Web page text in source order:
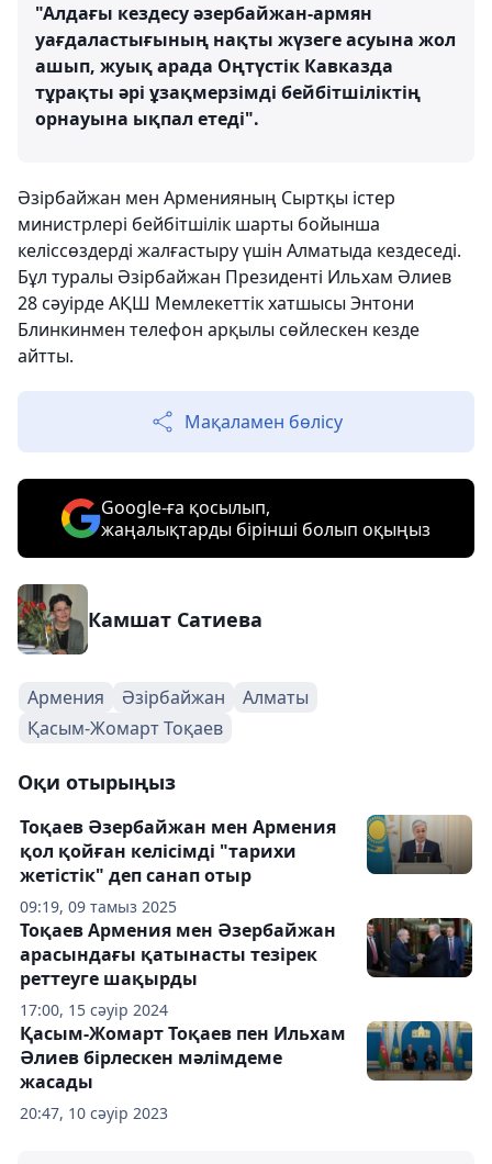
"Алдағы кездесу әзербайжан-армян
уағдаластығының нақты жүзеге асуына жол
ашып, жуық арада Оңтүстік Кавказда
тұрақты әрі ұзақмерзімді бейбітшіліктің
орнауына ықпал етеді".
Әзірбайжан мен Арменияның Сыртқы істер
министрлері бейбітшілік шарты бойынша
келіссөздерді жалғастыру үшін Алматыда кездеседі.
Бұл туралы Әзірбайжан Президенті Ильхам Әлиев
28 сәуірде АҚШ Мемлекеттік хатшысы Энтони
Блинкинмен телефон арқылы сөйлескен кезде
айтты.
Мақаламен бөлісу
Google-ға қосылып,
жаңалықтарды бірінші болып оқыңыз
Камшат Сатиева
Армения Әзірбайжан
Алматы
Қасым-Жомарт Тоқаев
Оқи отырыңыз
09:19, 09 тамыз 2025
Тоқаев Әзербайжан мен Армения
қол қойған келісімді "тарихи
жетістік" деп санап отыр
17:00, 15 сәуір 2024
Тоқаев Армения мен Әзербайжан
арасындағы қатынасты тезірек
реттеуге шақырды
20:47, 10 сәуір 2023
Қасым-Жомарт Тоқаев пен Ильхам
Әлиев бірлескен мәлімдеме
жасады